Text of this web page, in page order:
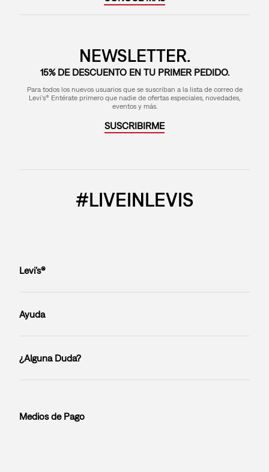
NEWSLETTER.
15% DE DESCUENTO EN TU PRIMER PEDIDO.
Para todos los nuevos usuarios que se suscriban a la lista de correo de
Levi's® Entérate primero que nadie de ofertas especiales, novedades,
eventos y más.
SUSCRIBIRME
#LIVEINLEVIS
Levi’s®
Ayuda
¿Alguna Duda?
Medios de Pago